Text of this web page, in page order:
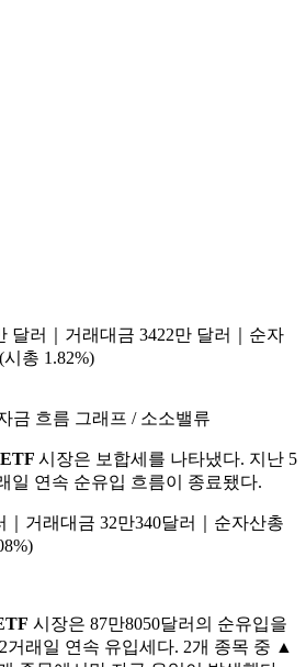
달러｜거래대금 3422만 달러｜순자
총 1.82%)
금 흐름 그래프 / 소소밸류
시장은 보합세를 나타냈다. 지난 5
일 연속 순유입 흐름이 종료됐다.
｜거래대금 32만340달러｜순자산총
시장은 87만8050달러의 순유입을
거래일 연속 유입세다. 2개 종목 중 ▲